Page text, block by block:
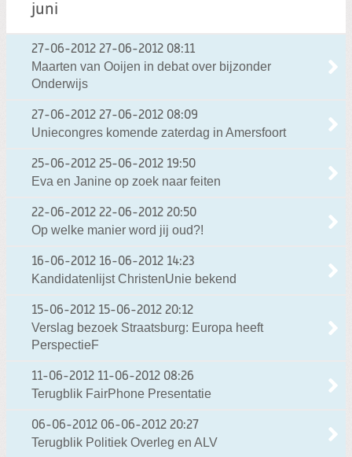
juni
27-06-2012 27-06-2012 08:11
Maarten van Ooijen in debat over bijzonder
Onderwijs
27-06-2012 27-06-2012 08:09
Uniecongres komende zaterdag in Amersfoort
25-06-2012 25-06-2012 19:50
Eva en Janine op zoek naar feiten
22-06-2012 22-06-2012 20:50
Op welke manier word jij oud?!
16-06-2012 16-06-2012 14:23
Kandidatenlijst ChristenUnie bekend
15-06-2012 15-06-2012 20:12
Verslag bezoek Straatsburg: Europa heeft
PerspectieF
11-06-2012 11-06-2012 08:26
Terugblik FairPhone Presentatie
06-06-2012 06-06-2012 20:27
Terugblik Politiek Overleg en ALV